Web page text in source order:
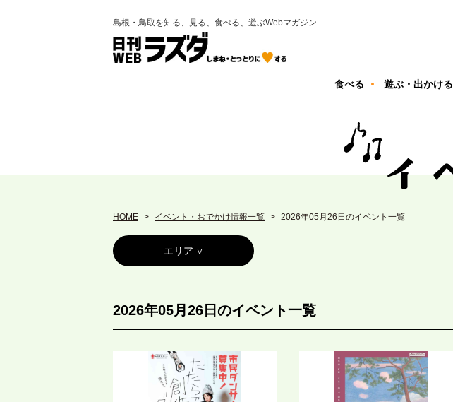
島根・鳥取を知る、見る、食べる、遊ぶWebマガジン
食べる 遊ぶ・出かける
HOME イベント・おでかけ情報一覧 2026年05月26日のイベント一覧
エリア
2026年05月26日のイベント一覧